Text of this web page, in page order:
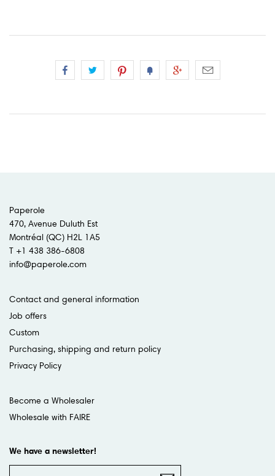
Paperole
470, Avenue Duluth Est
Montréal (QC) H2L 1A5
T +1 438 386-6808
info@paperole.com
Contact and general information
Job offers
Custom
Purchasing, shipping and return policy
Privacy Policy
Become a Wholesaler
Wholesale with FAIRE
We have a newsletter!